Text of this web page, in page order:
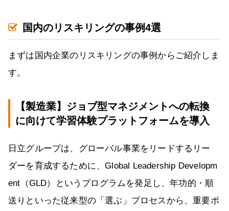
国内のリスキリングの事例4選
まずは国内企業のリスキリングの事例からご紹介しま
す。
【製造業】ジョブ型マネジメントへの転換
に向けて学習体験プラットフォームを導入
日立グループは、グローバル事業をリードするリー
ダーを育成するために、Global Leadership Developm
ent（GLD）というプログラムを発足し、年功的・順
送りといった従来型の「選ぶ」プロセスから、重要ポ